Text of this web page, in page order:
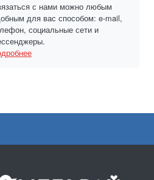
с нами можно любым
для вас способом: e-mail,
социальные сети и